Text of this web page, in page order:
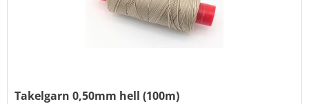
Takelgarn 0,50mm hell (100m)